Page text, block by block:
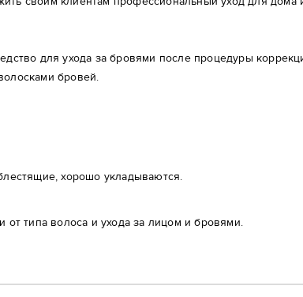
для ухода за бровями после процедуры
бровей.
хорошо укладываются.
от типа волоса и ухода за лицом и бровями.